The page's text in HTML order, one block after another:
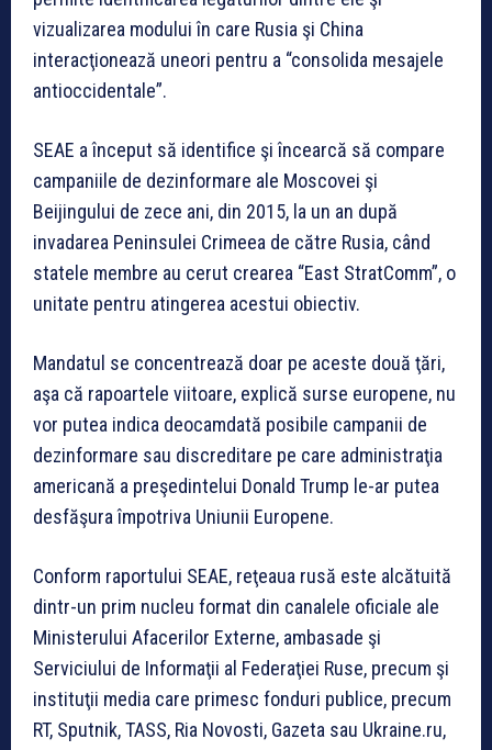
vizualizarea modului în care Rusia şi China
interacţionează uneori pentru a “consolida mesajele
antioccidentale”.
SEAE a început să identifice şi încearcă să compare
campaniile de dezinformare ale Moscovei şi
Beijingului de zece ani, din 2015, la un an după
invadarea Peninsulei Crimeea de către Rusia, când
statele membre au cerut crearea “East StratComm”, o
unitate pentru atingerea acestui obiectiv.
Mandatul se concentrează doar pe aceste două ţări,
aşa că rapoartele viitoare, explică surse europene, nu
vor putea indica deocamdată posibile campanii de
dezinformare sau discreditare pe care administraţia
americană a preşedintelui Donald Trump le-ar putea
desfăşura împotriva Uniunii Europene.
Conform raportului SEAE, reţeaua rusă este alcătuită
dintr-un prim nucleu format din canalele oficiale ale
Ministerului Afacerilor Externe, ambasade şi
Serviciului de Informaţii al Federaţiei Ruse, precum şi
instituţii media care primesc fonduri publice, precum
RT, Sputnik, TASS, Ria Novosti, Gazeta sau Ukraine.ru,